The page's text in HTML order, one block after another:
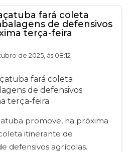
fará coleta
de defensivos
terça-feira
de 2025, às 08:12
promove, na próxima
itinerante de
defensivos agrícolas.